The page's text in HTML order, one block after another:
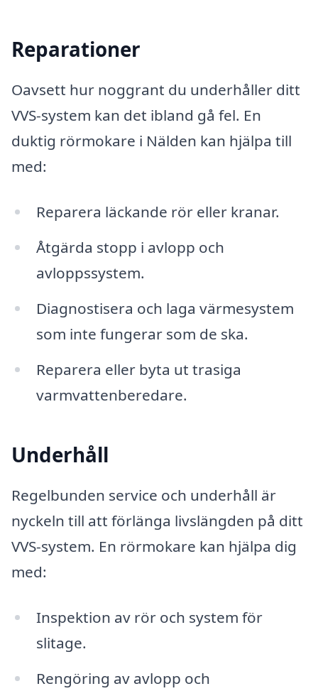
Reparationer
Oavsett hur noggrant du underhåller ditt
VVS-system kan det ibland gå fel. En
duktig rörmokare i Nälden kan hjälpa till
med:
Reparera läckande rör eller kranar.
Åtgärda stopp i avlopp och
avloppssystem.
Diagnostisera och laga värmesystem
som inte fungerar som de ska.
Reparera eller byta ut trasiga
varmvattenberedare.
Underhåll
Regelbunden service och underhåll är
nyckeln till att förlänga livslängden på ditt
VVS-system. En rörmokare kan hjälpa dig
med:
Inspektion av rör och system för
slitage.
Rengöring av avlopp och